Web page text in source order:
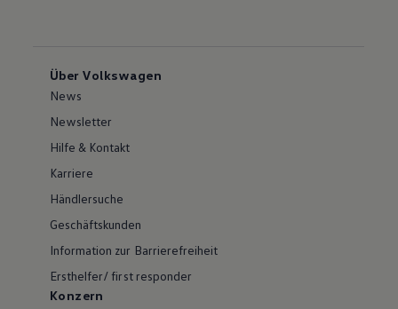
Über Volkswagen
News
Newsletter
Hilfe & Kontakt
Karriere
Händlersuche
Geschäftskunden
Information zur Barrierefreiheit
Ersthelfer/ first responder
Konzern